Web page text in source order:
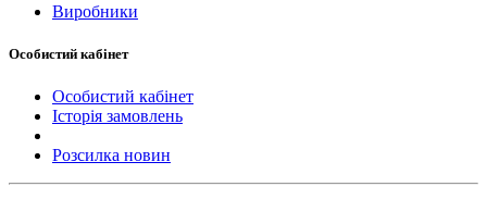
Виробники
Особистий кабінет
Особистий кабінет
Історія замовлень
Розсилка новин